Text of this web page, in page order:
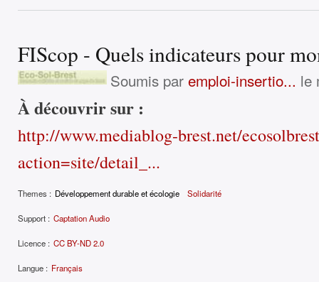
FIScop - Quels indicateurs pour
Soumis par emploi-insertio... le
À découvrir sur :
http://www.mediablog-brest.net/
action=site/detail_...
Themes : Développement durable et écologie Solidarité
Support : Captation Audio
Licence : CC BY-ND 2.0
Langue : Français